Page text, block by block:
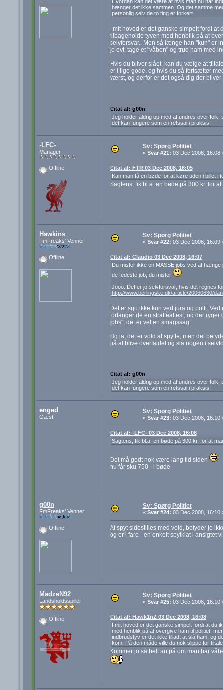
Hvordan kan det være at hvis man nu har
hænger det ikke sammen. Og det samme
personlig selv de to ting er forkert.
I mit hoved er det ganske simpelt fordi
tilbageholde tyven med henblik på at
selvforsvar.. Men så længe han "kun" er
jo evt. tage et "våben" og true ham med
Hvis du bliver slået, kan du vælge at
er I lige gode, og hvis du så fortsætter
værst, og derfor er det også dig der bliver
Citat af: g00n
Jeg holder aldrig op med at undres over folk,
det kan fungere som en retssal i praksis.
-LFC-
Manager
Offline
Sv: Spørg Politiet
« Svar #21: 03 Dec 2008, 16:08
Citat af: FTR 03 Dec 2008, 16:05
Kan man få en bøde for at køre uden i billet i
Sagtens, fik bl.a. en bøde på 300 kr. for
Hawkins
FmFreaks' Venner
Offline
Sv: Spørg Politiet
« Svar #22: 03 Dec 2008, 16:09
Citat af: Claudio 03 Dec 2008, 16:07
Du mister ikke en MASSE jobs ved at
de fedeste job, du mister
Jooo. Det er jo selvforsvar, hvis det regnes
http://www.berlingske.dk/article/20060630/
Det er sgu ikke kun ved jura og polti.
forlanger de en straffeattest, og der
jobs", det er vel en smagssag.
Og ja, det er vold at spytte, men det
på at blive overfaldet og slå nogen i
Citat af: g00n
Jeg holder aldrig op med at undres over folk,
det kan fungere som en retssal i praksis.
enged
Gæst
Sv: Spørg Politiet
« Svar #23: 03 Dec 2008, 16:10
Citat af: -LFC- 03 Dec 2008, 16:08
Sagtens, fik bl.a. en bøde på 300 kr. for at
Det må godt nok være lang tid siden
nu får sku 750.- i bøde
g00n
FmFreaks' Venner
Offline
Sv: Spørg Politiet
« Svar #24: 03 Dec 2008, 16:10
At spyt sidestilles med vold, betyder jo
og er i fare - en enkelt spytklat i ansigtet
MadzeN92
Landsholdsspiller
Offline
Sv: Spørg Politiet
« Svar #25: 03 Dec 2008, 16:10
Citat af: Hawk1nZ 03 Dec 2008, 16:08
I mit hoved er det ganske simpelt fordi at du
med henblik på at overgive ham til politiet,
indbrudstyv er det ikke tilladt at slå ham, og
kom. På den måde ville du nok slippe for
Kommer jo så helt an på om man har